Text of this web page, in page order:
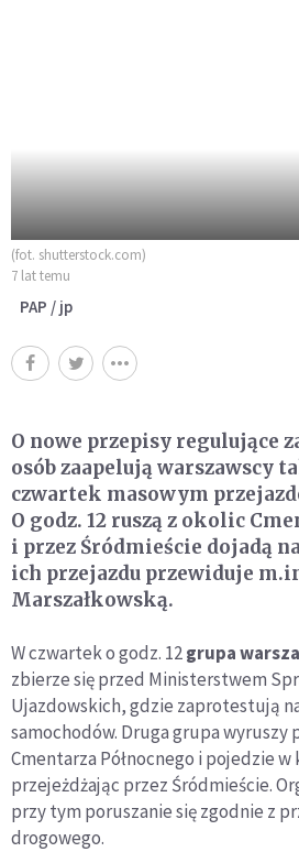
(fot. shutterstock.com)
7 lat temu
PAP / jp
O nowe przepisy regulujące
osób zaapelują warszawscy
czwartek masowym
O godz. 12 ruszą z okolic
i przez Śródmieście dojadą
ich przejazdu przewiduje
Marszałkowską.
W czwartek o godz. 12grupa
zbierze się przed Ministerstwem
Ujazdowskich, gdzie zaprotestują
samochodów. Druga grupa wyruszy
Cmentarza Północnego i pojedzie
przejeżdżając przez Śródmieście.
przy tym poruszanie się zgodnie z
drogowego.